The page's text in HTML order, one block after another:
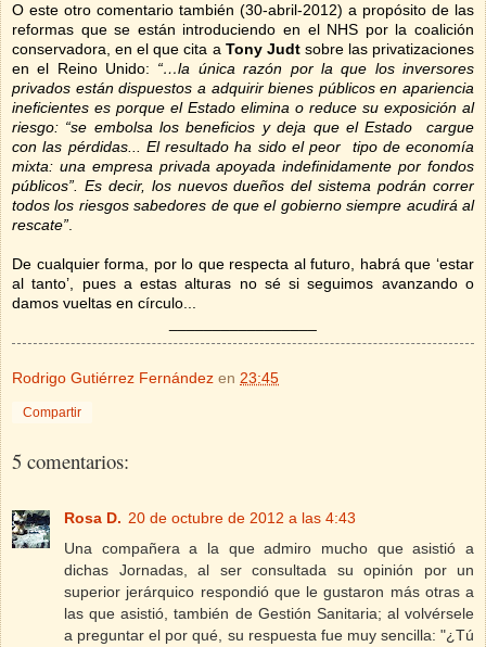
O este otro comentario también (30-abril-2012) a propósito de las
reformas que se están introduciendo en el NHS por la coalición
conservadora, en el que cita a Tony Judtsobre las privatizaciones
en el Reino Unido: “…la única razón por la que los inversores
privados están dispuestos a adquirir bienes públicos en apariencia
ineficientes es porque el Estado elimina o reduce su exposición al
riesgo: “se embolsa los beneficios y deja que el Estado cargue
con las pérdidas... El resultado ha sido el peor tipo de economía
mixta: una empresa privada apoyada indefinidamente por fondos
públicos”. Es decir, los nuevos dueños del sistema podrán correr
todos los riesgos sabedores de que el gobierno siempre acudirá al
rescate”.
De cualquier forma, por lo que respecta al futuro, habrá que ‘estar
al tanto’, pues a estas alturas no sé si seguimos avanzando o
damos vueltas en círculo...
Rodrigo Gutiérrez Fernández en 23:45
Compartir
5 comentarios:
Rosa D. 20 de octubre de 2012 a las 4:43
Una compañera a la que admiro mucho que asistió a
dichas Jornadas, al ser consultada su opinión por un
superior jerárquico respondió que le gustaron más otras a
las que asistió, también de Gestión Sanitaria; al volvérsele
a preguntar el por qué, su respuesta fue muy sencilla: "¿Tú